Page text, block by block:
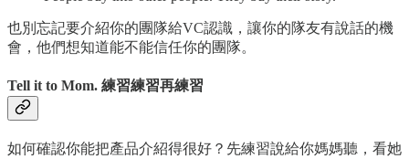
也別忘記要介紹你的團隊給VC認識，讓你的隊友有說話的機
會，他們想知道能不能信任你的團隊。
Tell it to Mom. 練習練習再練習
如何確認你能把產品介紹得很好？先練習說給你媽媽聽，看她